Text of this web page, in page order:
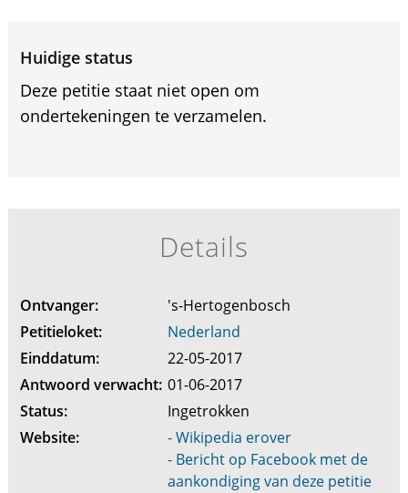
Huidige status
Deze petitie staat niet open om
ondertekeningen te verzamelen.
Details
Ontvanger:
's-Hertogenbosch
Petitieloket:
Nederland
Einddatum:
22-05-2017
Antwoord verwacht: 01-06-2017
Status:
Ingetrokken
Website:
- Wikipedia erover
- Bericht op Facebook met de
aankondiging van deze petitie